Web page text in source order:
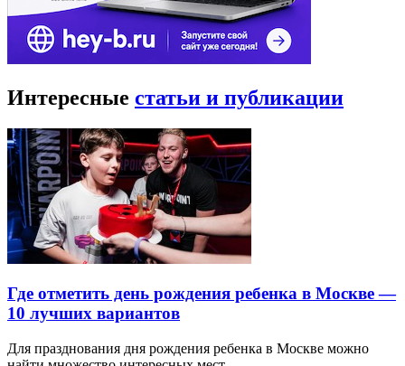
Интересные статьи и публикации
Где отметить день рождения ребенка в Москве —
10 лучших вариантов
Для празднования дня рождения ребенка в Москве можно